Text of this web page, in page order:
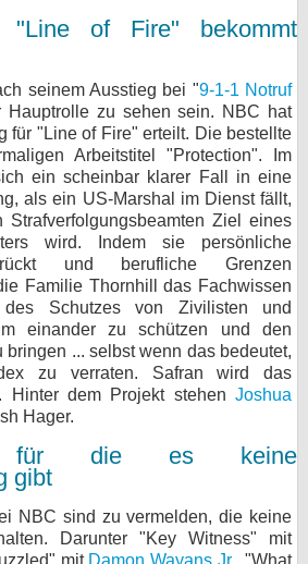
"Line of Fire" bekommt
seinem Ausstieg bei "9-1-1 Notruf
zu sehen sein. NBC hat
für "Line of Fire" erteilt. Die bestellte
Arbeitstitel "Protection". Im
ein scheinbar klarer Fall in eine
als ein US-Marshal im Dienst fällt,
Ziel eines
wird. Indem sie persönliche
und berufliche Grenzen
Familie Thornhill das Fachwissen
Schutzes von Zivilisten und
einander zu schützen und den
bringen ... selbst wenn das bedeutet,
zu verraten. Safran wird das
Hinter dem Projekt stehen Joshua
Hager.
für die es keine
gibt
NBC sind zu vermelden, die keine
Darunter "Key Witness" mit
mit Damon Wayans Jr. , "What